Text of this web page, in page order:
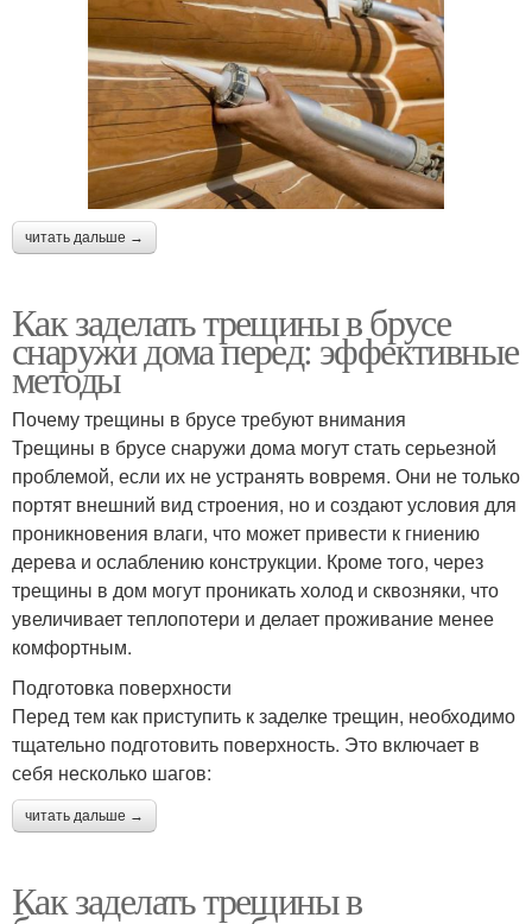
читать дальше →
Как заделать трещины в брусе
снаружи дома перед: эффективные
методы
Почему трещины в брусе требуют внимания
Трещины в брусе снаружи дома могут стать серьезной
проблемой, если их не устранять вовремя. Они не только
портят внешний вид строения, но и создают условия для
проникновения влаги, что может привести к гниению
дерева и ослаблению конструкции. Кроме того, через
трещины в дом могут проникать холод и сквозняки, что
увеличивает теплопотери и делает проживание менее
комфортным.
Подготовка поверхности
Перед тем как приступить к заделке трещин, необходимо
тщательно подготовить поверхность. Это включает в
себя несколько шагов:
читать дальше →
Как заделать трещины в